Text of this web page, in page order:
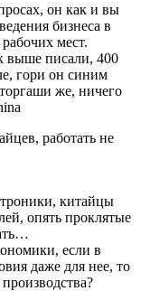
он как и вы
бизнеса в
мест.
выше писали, 400
гори он синим
же, ничего
работать не
китайцы
опять проклятые
если в
даже для нее, то